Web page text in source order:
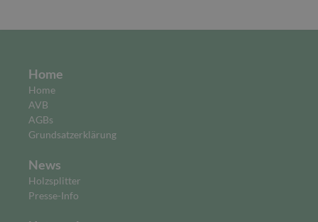
Home
Home
AVB
AGBs
Grundsatzerklärung
News
Holzsplitter
Presse-Info